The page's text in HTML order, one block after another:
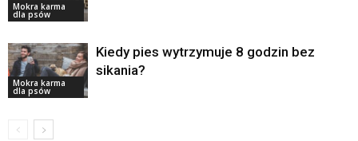
Mokra karma
dla psów
Mokra karma
dla psów
Kiedy pies wytrzymuje 8 godzin bez
sikania?